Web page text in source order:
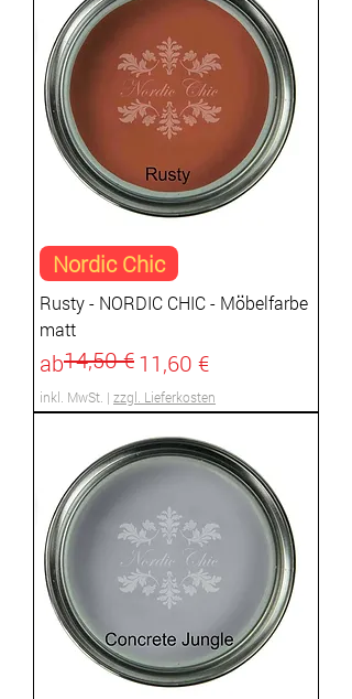
Nordic Chic
Rusty - NORDIC CHIC - Möbelfarbe
matt
ab
Standardpreis
14,50 €11,60 €
Sale-Preis
inkl. MwSt. | zzgl. Lieferkosten